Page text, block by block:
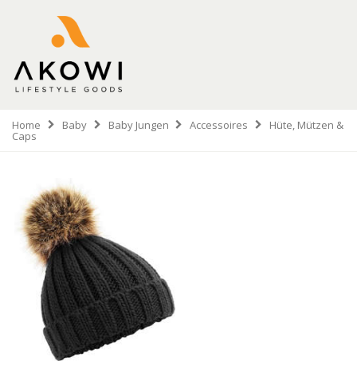
Home Baby Baby Jungen Accessoires Hüte, Mützen &
Caps